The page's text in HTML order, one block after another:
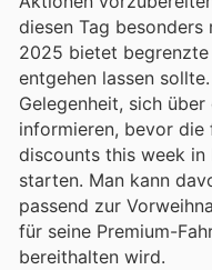
diesen Tag
2025 bietet
entgehen lassen
Gelegenheit, sich
informieren, bevor
discounts this week
starten. Man kann
passend zur
für seine Premium-
bereithalten wird.